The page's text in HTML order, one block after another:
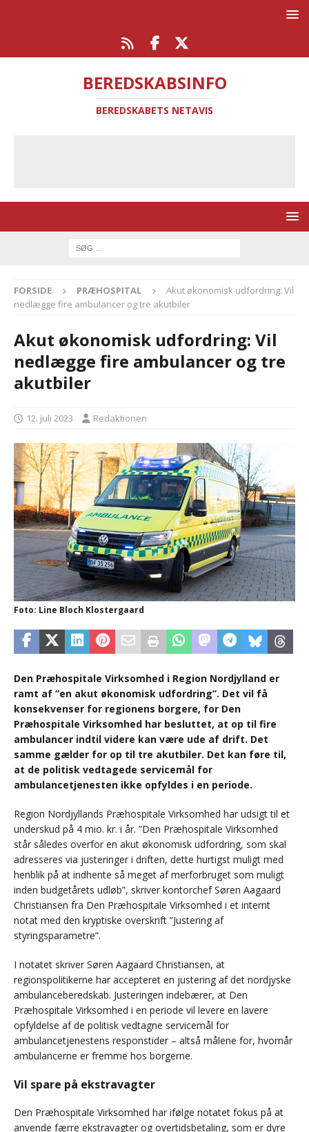
BEREDSKABSINFO
BEREDSKABETS NETAVIS
FORSIDE PRÆHOSPITAL
Akut økonomisk udfordring: Vil
nedlægge fire ambulancer og tre akutbiler
Akut økonomisk udfordring: Vil
nedlægge fire ambulancer og tre
akutbiler
12. juli 2023 Redaktionen
Foto: Line Bloch Klostergaard
Den Præhospitale Virksomhed i Region Nordjylland er
ramt af ”en akut økonomisk udfordring”. Det vil få
konsekvenser for regionens borgere, for Den
Præhospitale Virksomhed har besluttet, at op til fire
ambulancer indtil videre kan være ude af drift. Det
samme gælder for op til tre akutbiler. Det kan føre til,
at de politisk vedtagede servicemål for
ambulancetjenesten ikke opfyldes i en periode.
Region Nordjyllands Præhospitale Virksomhed har udsigt til et
underskud på 4 mio. kr. i år. ”Den Præhospitale Virksomhed
står således overfor en akut økonomisk udfordring, som skal
adresseres via justeringer i driften, dette hurtigst muligt med
henblik på at indhente så meget af merforbruget som muligt
inden budgetårets udløb”, skriver kontorchef Søren Aagaard
Christiansen fra Den Præhospitale Virksomhed i et internt
notat med den kryptiske overskrift ”Justering af
styringsparametre”.
I notatet skriver Søren Aagaard Christiansen, at
regionspolitikerne har accepteret en justering af det nordjyske
ambulanceberedskab. Justeringen indebærer, at Den
Præhospitale Virksomhed i en periode vil levere en lavere
opfyldelse af de politisk vedtagne servicemål for
ambulancetjenestens responstider – altså målene for, hvornår
ambulancerne er fremme hos borgerne.
Vil spare på ekstravagter
Den Præhospitale Virksomhed har ifølge notatet fokus på at
anvende færre ekstravagter og overtidsbetaling, som er dyre